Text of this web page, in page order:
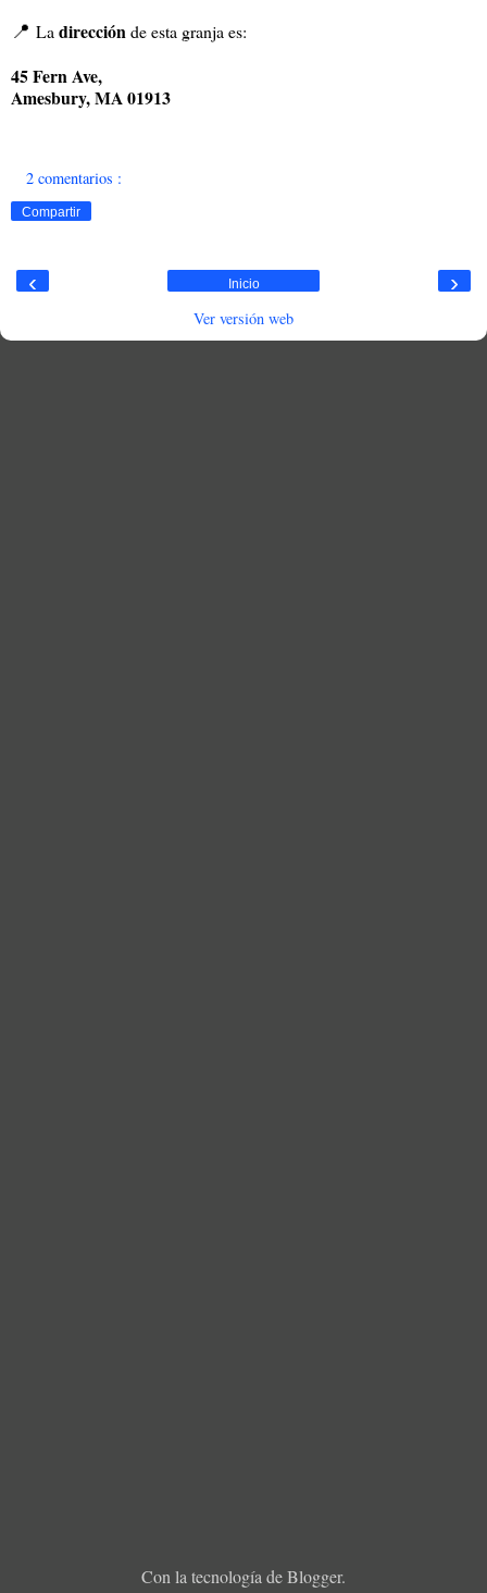
📍 La direcciónde esta granja es:
45 Fern Ave,
Amesbury, MA 01913
2 comentarios :
Compartir
‹ ›
Inicio
Ver versión web
Con la tecnología deBlogger.